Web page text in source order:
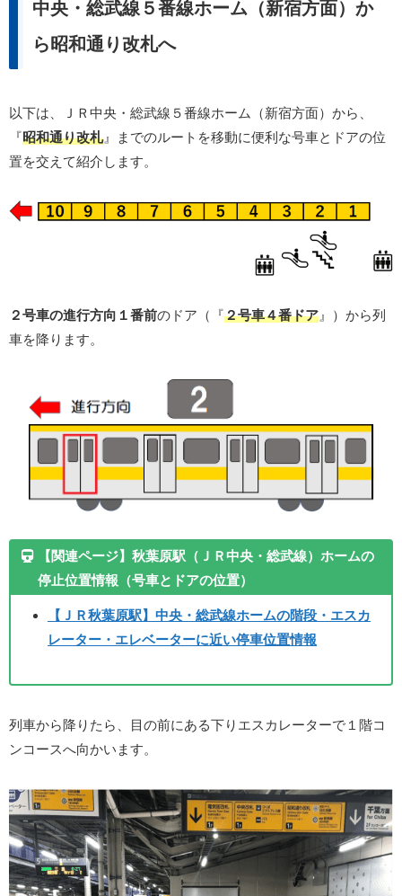
中央・総武線５番線ホーム（新宿方面）か
ら昭和通り改札へ
以下は、ＪＲ中央・総武線５番線ホーム（新宿方面）から、
『昭和通り改札』までのルートを移動に便利な号車とドアの位
置を交えて紹介します。
２号車の進行方向１番前のドア（『２号車４番ドア 』）から列
車を降ります。
【関連ページ】秋葉原駅（ＪＲ中央・総武線）ホームの
停止位置情報（号車とドアの位置）
【ＪＲ秋葉原駅】中央・総武線ホームの階段・エスカ
レーター・エレベーターに近い停車位置情報
列車から降りたら、目の前にある下りエスカレーターで１階コ
ンコースへ向かいます。